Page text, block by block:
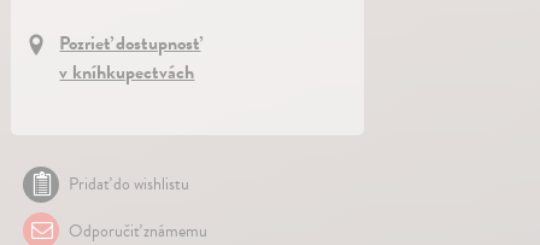
Pozrieť dostupnosť
v kníhkupectvách
Pridať do wishlistu
Odporučiť známemu